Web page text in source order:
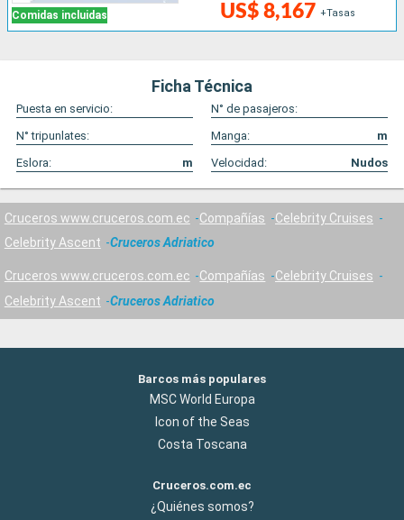
Comidas incluidas US$ 8,167 +Tasas
Ficha Técnica
Puesta en servicio:
N° de pasajeros:
N° tripunlates:
Manga:
m
Eslora:
m Velocidad: Nudos
Cruceros www.cruceros.com.ec Compañías
Celebrity Cruises
Celebrity Ascent
Cruceros Adriatico
Cruceros www.cruceros.com.ec Compañías
Celebrity Cruises
Celebrity Ascent
Cruceros Adriatico
Barcos más populares
MSC World Europa
Icon of the Seas
Costa Toscana
Cruceros.com.ec
¿Quiénes somos?